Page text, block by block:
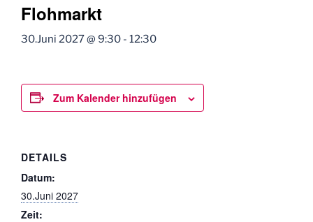
Flohmarkt
30.Juni 2027 @ 9:30 - 12:30
Zum Kalender hinzufügen
DETAILS
Datum:
30.Juni 2027
Zeit: